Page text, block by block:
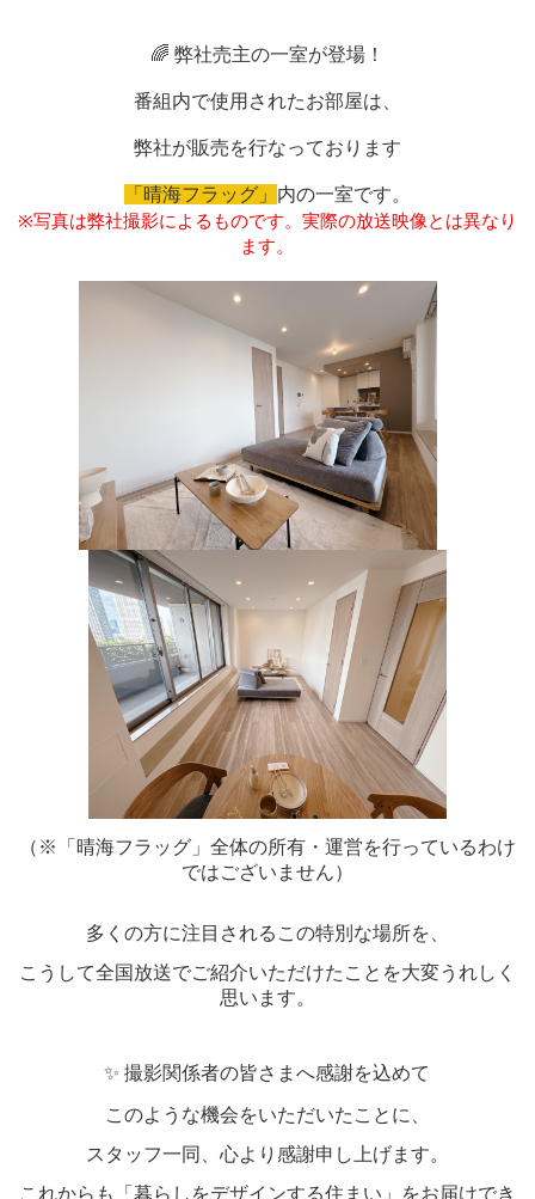
🌈 弊社売主の一室が登場！
番組内で使用されたお部屋は、
弊社が販売を行なっております
「晴海フラッグ」 内の一室です。
※写真は弊社撮影によるものです。実際の放送映像とは異なり
ます。
（※「晴海フラッグ」全体の所有・運営を行っているわけ
ではございません）
多くの方に注目されるこの特別な場所を、
こうして全国放送でご紹介いただけたことを大変うれしく
思います。
✨ 撮影関係者の皆さまへ感謝を込めて
このような機会をいただいたことに、
スタッフ一同、心より感謝申し上げます。
これからも「暮らしをデザインする住まい」をお届けでき